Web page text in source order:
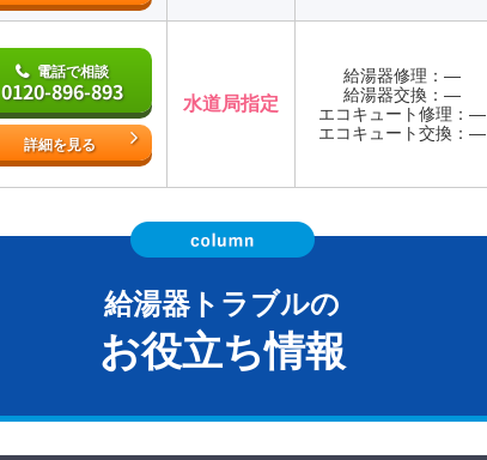
電話で相談
0120-896-893
詳細を見る
水道局指定
給湯器修理：―
給湯器交換：―
エコキュート修理：―
エコキュート交換：―
給湯器トラブルの
お役立ち情報